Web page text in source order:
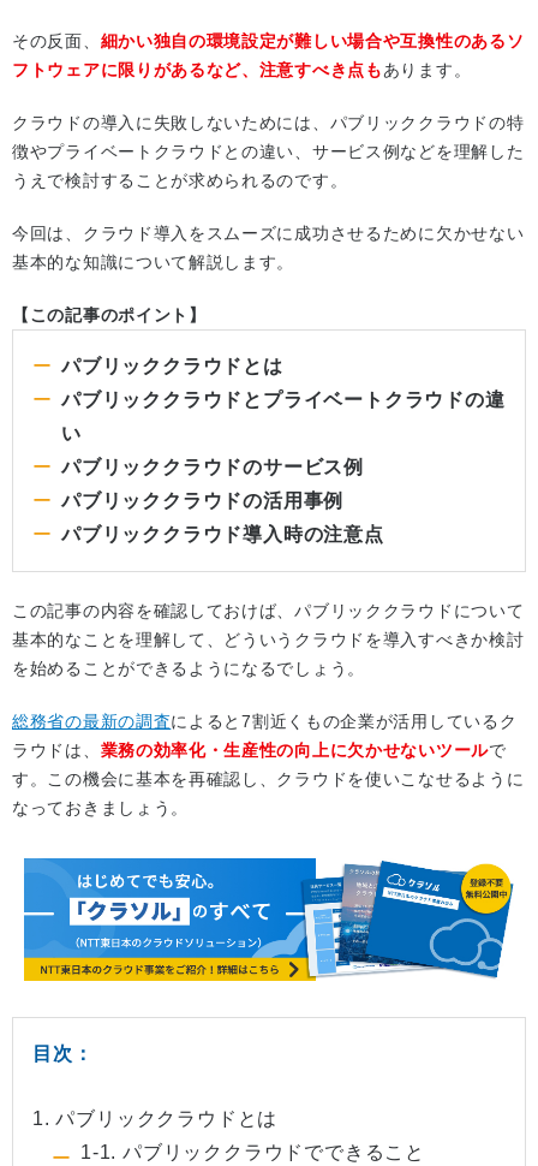
その反面、 細かい独自の環境設定が難しい場合や互換性のあるソ
フトウェアに限りがあるなど、注意すべき点もあります。
クラウドの導入に失敗しないためには、パブリッククラウドの特
徴やプライベートクラウドとの違い、サービス例などを理解した
うえで検討することが求められるのです。
今回は、クラウド導入をスムーズに成功させるために欠かせない
基本的な知識について解説します。
【この記事のポイント】
パブリッククラウドとは
パブリッククラウドとプライベートクラウドの違
い
パブリッククラウドのサービス例
パブリッククラウドの活用事例
パブリッククラウド導入時の注意点
この記事の内容を確認しておけば、パブリッククラウドについて
基本的なことを理解して、どういうクラウドを導入すべきか検討
を始めることができるようになるでしょう。
総務省の最新の調査によると7割近くもの企業が活用しているク
ラウドは、 業務の効率化・生産性の向上に欠かせないツールで
す。この機会に基本を再確認し、クラウドを使いこなせるように
なっておきましょう。
目次：
1. パブリッククラウドとは
1-1. パブリッククラウドでできること